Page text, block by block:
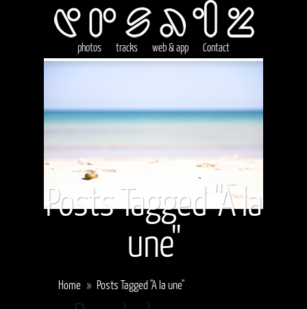
photos tracks web & app Contact
Posts Tagged "A la
une"
Home » Posts Tagged "A la une"